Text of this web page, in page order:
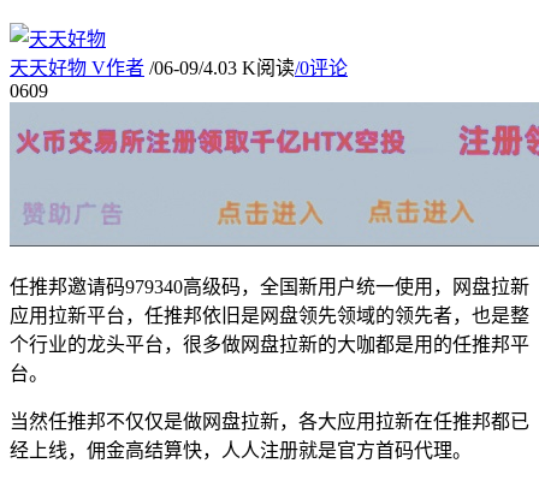
天天好物 V作者 /06-09/4.03 K阅读/0评论
0609
任推邦邀请码979340高级码，全国新用户统一使用，网盘拉新
应用拉新平台，任推邦依旧是网盘领先领域的领先者，也是整
个行业的龙头平台，很多做网盘拉新的大咖都是用的任推邦平
台。
当然任推邦不仅仅是做网盘拉新，各大应用拉新在任推邦都已
经上线，佣金高结算快，人人注册就是官方首码代理。